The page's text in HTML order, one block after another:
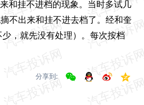
和挂不进档的现象。当时多试几
不出来和挂不进去档了。经和奎
，就先没有处理）。每次按档
分享到: